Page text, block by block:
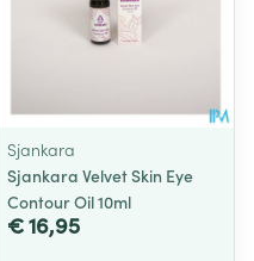
Sjankara
Sjankara Velvet Skin Eye
Contour Oil 10ml
€ 16,95